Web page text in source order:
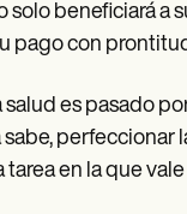
beneficiará a
pago con
es pasado
perfeccionar
en la que